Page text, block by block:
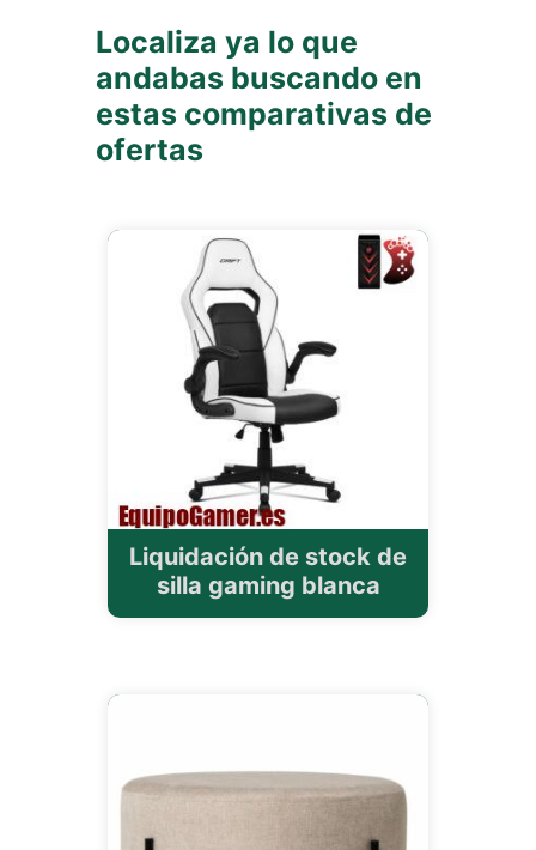
Localiza ya lo que
andabas buscando en
estas comparativas de
ofertas
Liquidación de stock de
silla gaming blanca